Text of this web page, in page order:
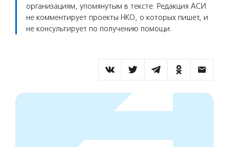
организациям, упомянутым в тексте. Редакция АСИ
не комментирует проекты НКО, о которых пишет, и
не консультирует по получению помощи.